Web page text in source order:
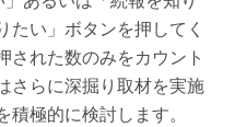
たい」ボタンを押してく
された数のみをカウント
さらに深掘り取材を実施
極的に検討します。